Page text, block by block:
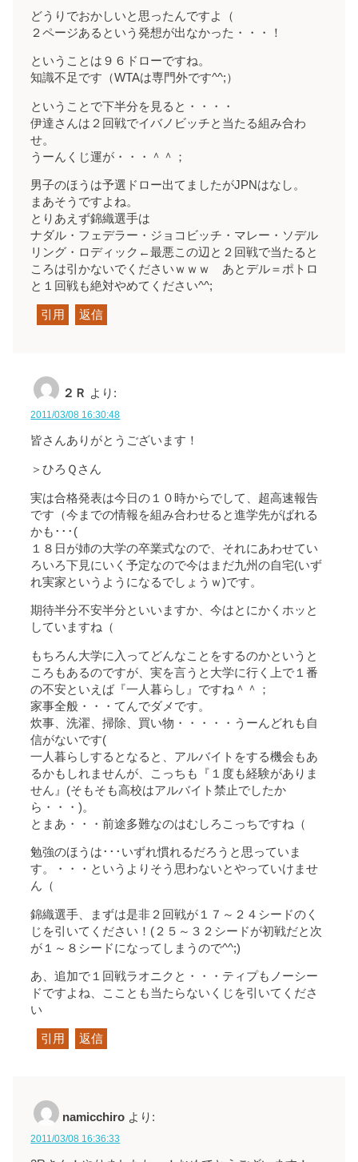
どうりでおかしいと思ったんですよ（
２ページあるという発想が出なかった・・・！
ということは９６ドローですね。
知識不足です（WTAは専門外です^^;）
ということで下半分を見ると・・・・
伊達さんは２回戦でイバノビッチと当たる組み合わ
せ。
うーんくじ運が・・・＾＾；
男子のほうは予選ドロー出てましたがJPNはなし。
まあそうですよね。
とりあえず錦織選手は
ナダル・フェデラー・ジョコビッチ・マレー・ソデル
リング・ロディック←最悪この辺と２回戦で当たると
ころは引かないでくださいｗｗｗ あとデル＝ポトロ
と１回戦も絶対やめてください^^;
引用 返信
２Ｒ より:
2011/03/08 16:30:48
皆さんありがとうございます！
＞ひろＱさん
実は合格発表は今日の１０時からでして、超高速報告
です（今までの情報を組み合わせると進学先がばれる
かも･･･(
１８日が姉の大学の卒業式なので、それにあわせてい
ろいろ下見にいく予定なので今はまだ九州の自宅(いず
れ実家というようになるでしょうｗ)です。
期待半分不安半分といいますか、今はとにかくホッと
していますね（
もちろん大学に入ってどんなことをするのかというと
ころもあるのですが、実を言うと大学に行く上で１番
の不安といえば『一人暮らし』ですね＾＾；
家事全般・・・てんでダメです。
炊事、洗濯、掃除、買い物・・・・・うーんどれも自
信がないです(
一人暮らしするとなると、アルバイトをする機会もあ
るかもしれませんが、こっちも『１度も経験がありま
せん』(そもそも高校はアルバイト禁止でしたか
ら・・・)。
とまあ・・・前途多難なのはむしろこっちですね（
勉強のほうは･･･いずれ慣れるだろうと思っていま
す。・・・というよりそう思わないとやっていけませ
ん（
錦織選手、まずは是非２回戦が１７～２４シードのく
じを引いてください！(２５～３２シードが初戦だと次
が１～８シードになってしまうので^^;)
あ、追加で１回戦ラオニクと・・・ティプもノーシー
ドですよね、こことも当たらないくじを引いてくださ
い
引用 返信
namicchiro より:
2011/03/08 16:36:33